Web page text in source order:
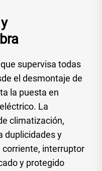
supervisa todas
el desmontaje de
la puesta en
La
climatización,
duplicidades y
corriente, interruptor
y protegido